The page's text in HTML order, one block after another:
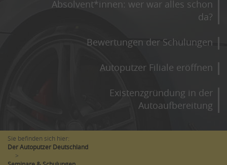
Absolvent*innen: wer war alles schon
da?
Bewertungen der Schulungen
Autoputzer Filiale eröffnen
Existenzgründung in der
Autoaufbereitung
Sie befinden sich hier:
Der Autoputzer Deutschland
>